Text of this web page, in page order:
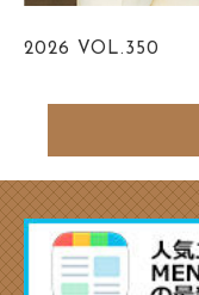
2026 VOL.350